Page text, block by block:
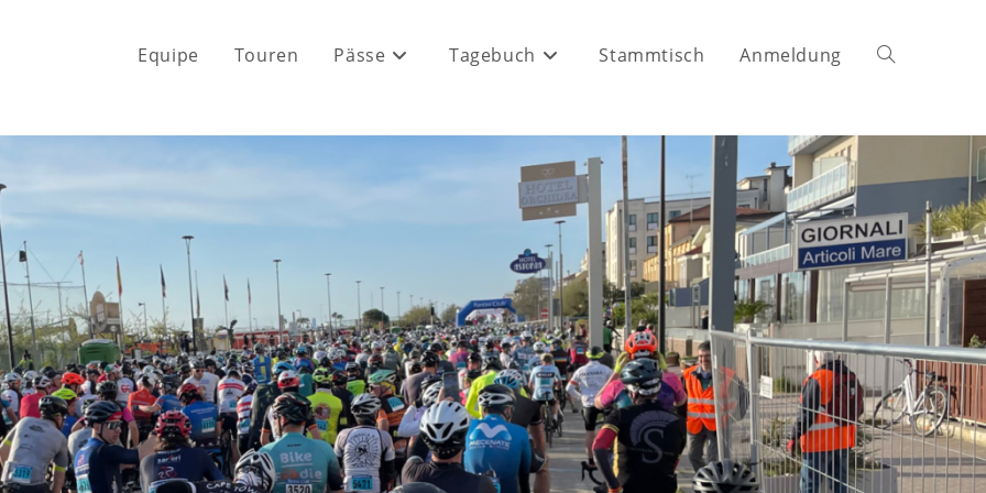
Equipe Touren Pässe Tagebuch Stammtisch Anmeldung Website-
Suche
umschalten